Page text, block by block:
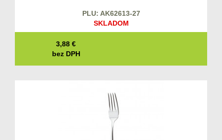
PLU: AK62613-27
SKLADOM
3,88 €
bez DPH